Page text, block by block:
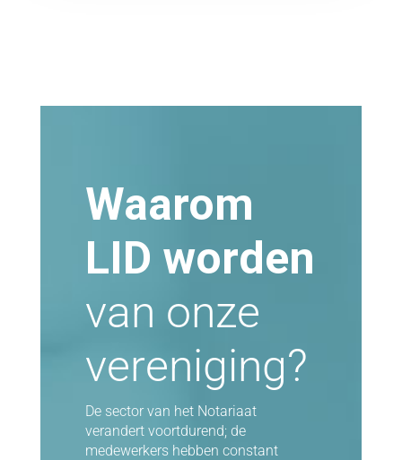
Waarom
LID worden
van onze
vereniging?
De sector van het Notariaat
verandert voortdurend; de
medewerkers hebben constant